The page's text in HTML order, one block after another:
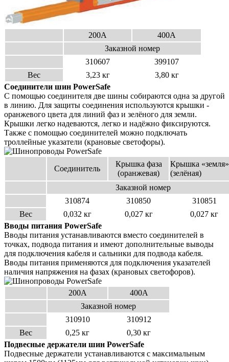
200А
400А
Заказной номер
310607
399107
Вес
3,23 кг
3,80 кг
Соединители шин PowerSafe
С помощью соединителя две шины собираются одна за другой
в линию. Для защиты соединения используются крышки -
оранжевого цвета для линий фаз и зелёного для земли.
Крышки легко надеваются, легко и надёжно фиксируются.
Также с помощью соединителей можно подключать
троллейные указатели (крановые светофоры).
Соединитель
Крышка фаза
(оранжевая)
Крышка «земля»
(зелёная)
Заказной номер
310874
310850
310851
Вес
0,032 кг 0,027 кг
0,027 кг
Вводы питания PowerSafe
Вводы питания устанавливаются вместо соединителей в
точках, подвода питания и имеют дополнительные выводы
для подключения кабеля и сальники для подвода кабеля.
Вводы питания применяются для подключения указателей
наличия напряжения на фазах (крановых светофоров).
200А
400А
Заказной номер
310910
310912
Вес
0,25 кг
0,30 кг
Подвесные держатели шин PowerSafe
Подвесные держатели устанавливаются с максимальным